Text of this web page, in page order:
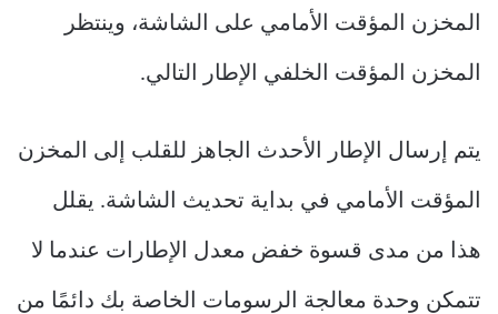
المخزن المؤقت الأمامي على الشاشة، وينتظر
المخزن المؤقت الخلفي الإطار التالي.
يتم إرسال الإطار الأحدث الجاهز للقلب إلى المخزن
المؤقت الأمامي في بداية تحديث الشاشة. يقلل
هذا من مدى قسوة خفض معدل الإطارات عندما لا
تتمكن وحدة معالجة الرسومات الخاصة بك دائمًا من